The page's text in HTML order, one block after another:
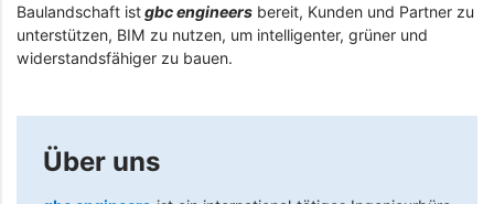
Baulandschaft istgbc engineers bereit, Kunden und Partner zu
unterstützen, BIM zu nutzen, um intelligenter, grüner und
widerstandsfähiger zu bauen.
Über uns